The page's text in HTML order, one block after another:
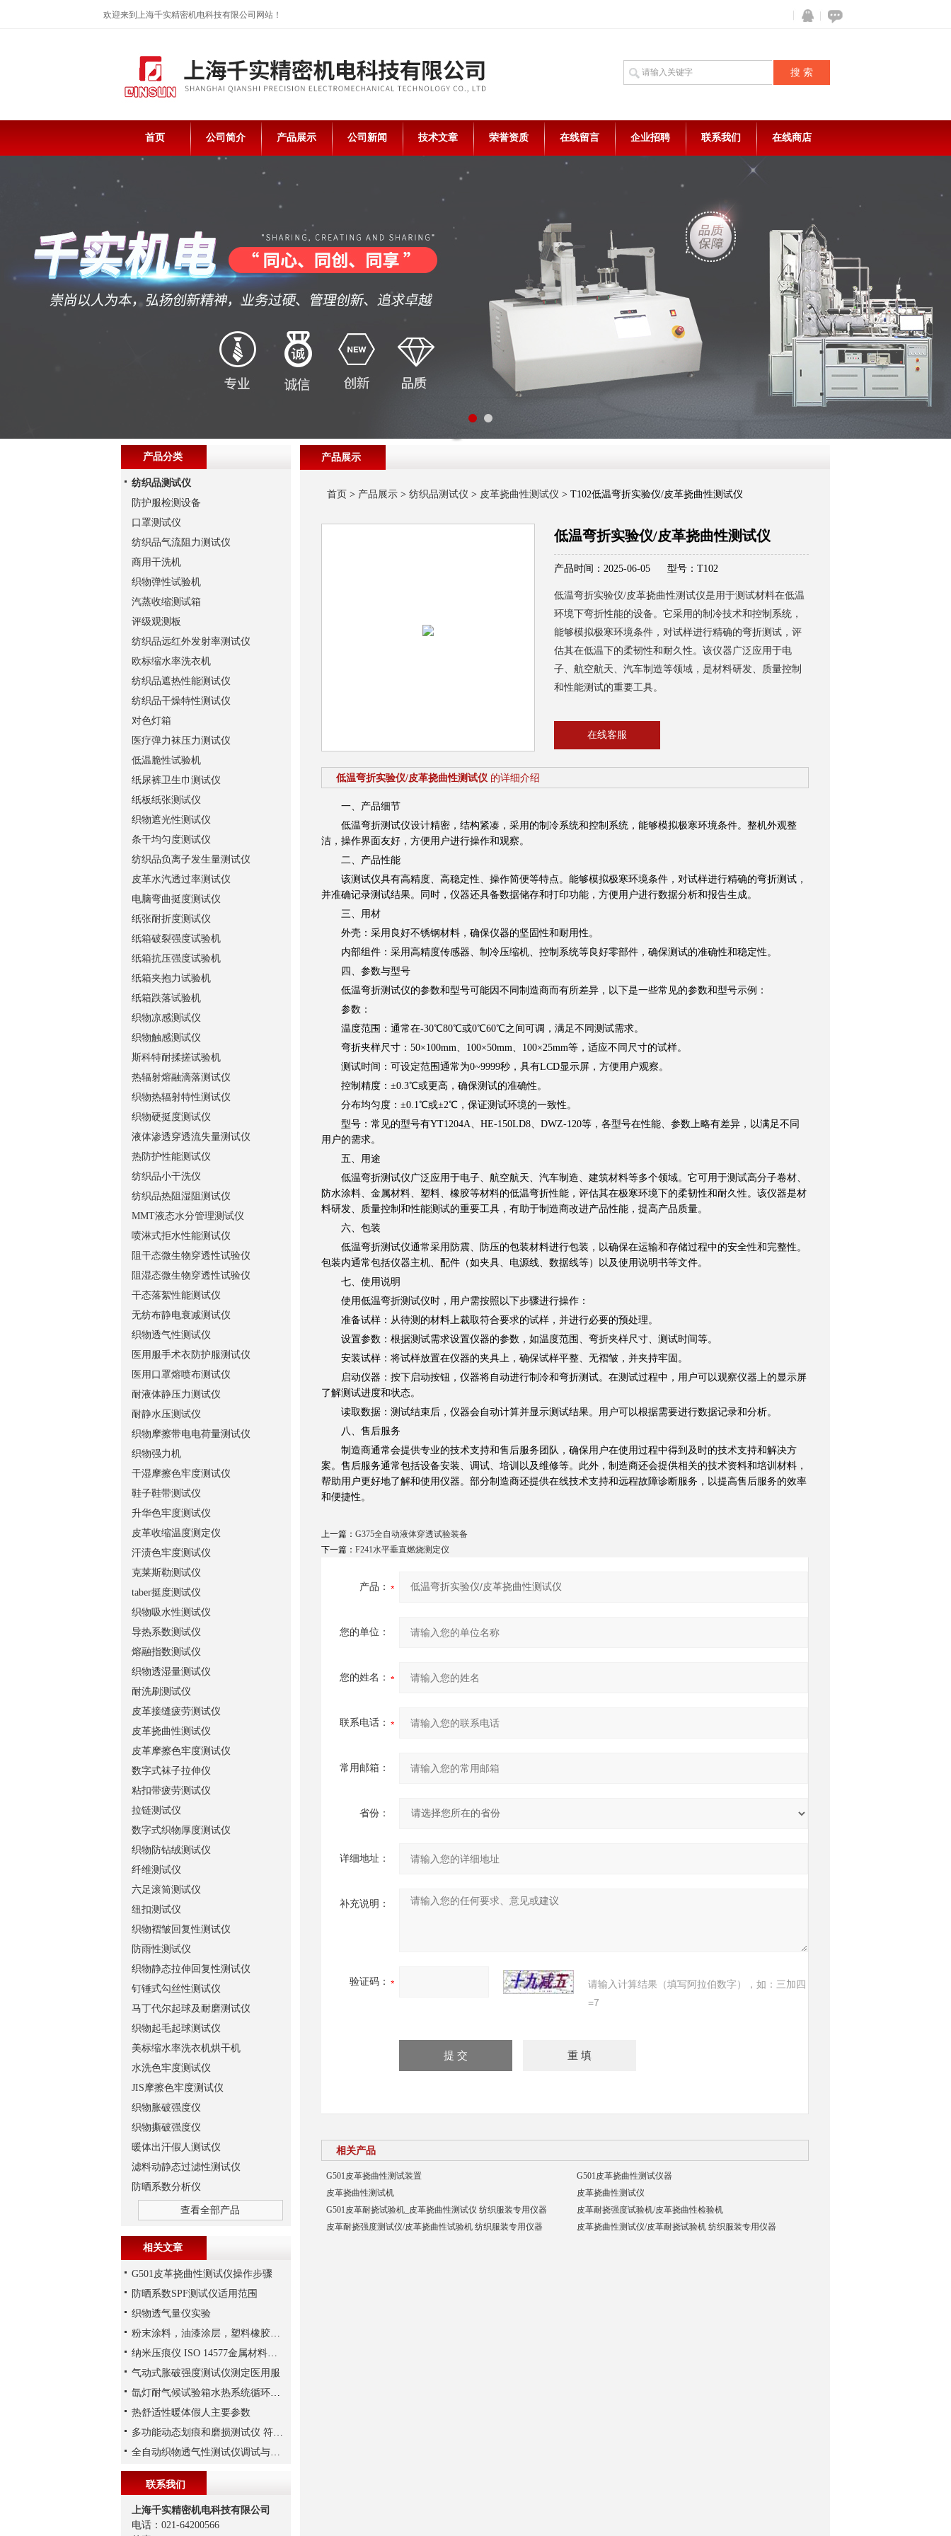
欢迎来到上海千实精密机电科技有限公司网站！
在线咨
首页 公司简介 产品展示 公司新闻 技术文章 荣誉资质 在线留言 企业招聘 联系我们 在线商店
产品展示
首页 > 产品展示> 纺织品测试仪 > 皮革挠曲性测试仪 > T102低温弯折实验仪/皮革挠曲性测试仪
低温弯折实验仪/皮革挠曲性测试仪
产品时间：2025-06-05 型号：T102
低温弯折实验仪/皮革挠曲性测试仪是用于测试材料在低温
环境下弯折性能的设备。它采用的制冷技术和控制系统，
能够模拟极寒环境条件，对试样进行精确的弯折测试，评
估其在低温下的柔韧性和耐久性。该仪器广泛应用于电
子、航空航天、汽车制造等领域，是材料研发、质量控制
和性能测试的重要工具。
在线客服
低温弯折实验仪/皮革挠曲性测试仪 的详细介绍
一、产品细节
低温弯折测试仪设计精密，结构紧凑，采用的制冷系统和控制系统，能够模拟极寒环境条件。整机外观整
洁，操作界面友好，方便用户进行操作和观察。
二、产品性能
该测试仪具有高精度、高稳定性、操作简便等特点。能够模拟极寒环境条件，对试样进行精确的弯折测试，
并准确记录测试结果。同时，仪器还具备数据储存和打印功能，方便用户进行数据分析和报告生成。
三、用材
外壳：采用良好不锈钢材料，确保仪器的坚固性和耐用性。
内部组件：采用高精度传感器、制冷压缩机、控制系统等良好零部件，确保测试的准确性和稳定性。
四、参数与型号
低温弯折测试仪的参数和型号可能因不同制造商而有所差异，以下是一些常见的参数和型号示例：
参数：
温度范围：通常在-30℃80℃或0℃60℃之间可调，满足不同测试需求。
弯折夹样尺寸：50×100mm、100×50mm、100×25mm等，适应不同尺寸的试样。
测试时间：可设定范围通常为0~9999秒，具有LCD显示屏，方便用户观察。
控制精度：±0.3℃或更高，确保测试的准确性。
分布均匀度：±0.1℃或±2℃，保证测试环境的一致性。
型号：常见的型号有YT1204A、HE-150LD8、DWZ-120等，各型号在性能、参数上略有差异，以满足不同
用户的需求。
五、用途
低温弯折测试仪广泛应用于电子、航空航天、汽车制造、建筑材料等多个领域。它可用于测试高分子卷材、
防水涂料、金属材料、塑料、橡胶等材料的低温弯折性能，评估其在极寒环境下的柔韧性和耐久性。该仪器是材
料研发、质量控制和性能测试的重要工具，有助于制造商改进产品性能，提高产品质量。
六、包装
低温弯折测试仪通常采用防震、防压的包装材料进行包装，以确保在运输和存储过程中的安全性和完整性。
包装内通常包括仪器主机、配件（如夹具、电源线、数据线等）以及使用说明书等文件。
七、使用说明
使用低温弯折测试仪时，用户需按照以下步骤进行操作：
准备试样：从待测的材料上裁取符合要求的试样，并进行必要的预处理。
设置参数：根据测试需求设置仪器的参数，如温度范围、弯折夹样尺寸、测试时间等。
安装试样：将试样放置在仪器的夹具上，确保试样平整、无褶皱，并夹持牢固。
启动仪器：按下启动按钮，仪器将自动进行制冷和弯折测试。在测试过程中，用户可以观察仪器上的显示屏
了解测试进度和状态。
读取数据：测试结束后，仪器会自动计算并显示测试结果。用户可以根据需要进行数据记录和分析。
八、售后服务
制造商通常会提供专业的技术支持和售后服务团队，确保用户在使用过程中得到及时的技术支持和解决方
案。售后服务通常包括设备安装、调试、培训以及维修等。此外，制造商还会提供相关的技术资料和培训材料，
帮助用户更好地了解和使用仪器。部分制造商还提供在线技术支持和远程故障诊断服务，以提高售后服务的效率
和便捷性。
上一篇： G375全自动液体穿透试验装备
下一篇： F241水平垂直燃烧测定仪
产品：
您的单位：
您的姓名：
联系电话：
常用邮箱：
省份：
详细地址：
补充说明：
验证码：
请输入计算结果（填写阿拉伯数字），如：三加四
=7
相关产品
G501皮革挠曲性测试装置
G501皮革挠曲性测试仪器
皮革挠曲性测试机
皮革挠曲性测试仪
G501皮革耐挠试验机_皮革挠曲性测试仪 纺织服装专用仪器
皮革耐挠强度试验机/皮革挠曲性检验机
皮革耐挠强度测试仪/皮革挠曲性试验机 纺织服装专用仪器
皮革挠曲性测试仪/皮革耐挠试验机 纺织服装专用仪器
产品分类
纺织品测试仪
防护服检测设备
口罩测试仪
纺织品气流阻力测试仪
商用干洗机
织物弹性试验机
汽蒸收缩测试箱
评级观测板
纺织品远红外发射率测试仪
欧标缩水率洗衣机
纺织品遮热性能测试仪
纺织品干燥特性测试仪
对色灯箱
医疗弹力袜压力测试仪
低温脆性试验机
纸尿裤卫生巾测试仪
纸板纸张测试仪
织物遮光性测试仪
条干均匀度测试仪
纺织品负离子发生量测试仪
皮革水汽透过率测试仪
电脑弯曲挺度测试仪
纸张耐折度测试仪
纸箱破裂强度试验机
纸箱抗压强度试验机
纸箱夹抱力试验机
纸箱跌落试验机
织物凉感测试仪
织物触感测试仪
斯科特耐揉搓试验机
热辐射熔融滴落测试仪
织物热辐射特性测试仪
织物硬挺度测试仪
液体渗透穿透流失量测试仪
热防护性能测试仪
纺织品小干洗仪
纺织品热阻湿阻测试仪
MMT液态水分管理测试仪
喷淋式拒水性能测试仪
阻干态微生物穿透性试验仪
阻湿态微生物穿透性试验仪
干态落絮性能测试仪
无纺布静电衰减测试仪
织物透气性测试仪
医用服手术衣防护服测试仪
医用口罩熔喷布测试仪
耐液体静压力测试仪
耐静水压测试仪
织物摩擦带电电荷量测试仪
织物强力机
干湿摩擦色牢度测试仪
鞋子鞋带测试仪
升华色牢度测试仪
皮革收缩温度测定仪
汗渍色牢度测试仪
克莱斯勒测试仪
taber挺度测试仪
织物吸水性测试仪
导热系数测试仪
熔融指数测试仪
织物透湿量测试仪
耐洗刷测试仪
皮革接缝疲劳测试仪
皮革挠曲性测试仪
皮革摩擦色牢度测试仪
数字式袜子拉伸仪
粘扣带疲劳测试仪
拉链测试仪
数字式织物厚度测试仪
织物防钻绒测试仪
纤维测试仪
六足滚筒测试仪
纽扣测试仪
织物褶皱回复性测试仪
防雨性测试仪
织物静态拉伸回复性测试仪
钉锤式勾丝性测试仪
马丁代尔起球及耐磨测试仪
织物起毛起球测试仪
美标缩水率洗衣机烘干机
水洗色牢度测试仪
JIS摩擦色牢度测试仪
织物胀破强度仪
织物撕破强度仪
暖体出汗假人测试仪
滤料动静态过滤性测试仪
防晒系数分析仪
查看全部产品
相关文章
G501皮革挠曲性测试仪操作步骤
防晒系数SPF测试仪适用范围
织物透气量仪实验
粉末涂料，油漆涂层，塑料橡胶，印刷油墨氙灯试验标准
纳米压痕仪 ISO 14577金属材料压痕试验
气动式胀破强度测试仪测定医用服
氙灯耐气候试验箱水热系统循环解析
热舒适性暖体假人主要参数
多功能动态划痕和磨损测试仪 符合ASTM、DIN、ISO、GB/T等众多标准
全自动织物透气性测试仪调试与操作
联系我们
上海千实精密机电科技有限公司
电话：021-64200566